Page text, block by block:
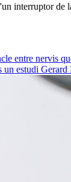
interruptor de
entre nervis
un estudi Gerard